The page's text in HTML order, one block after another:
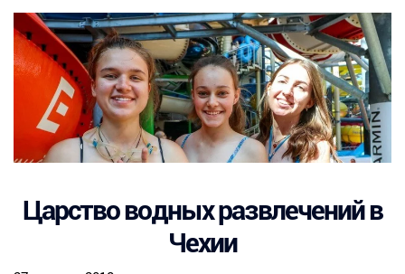
Царство водных развлечений в
Чехии